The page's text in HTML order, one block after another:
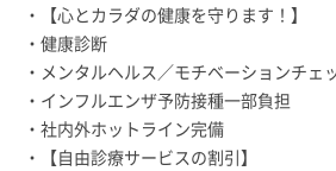
・【心とカラダの健康を守ります！】
・健康診断
・メンタルヘルス／モチベーションチェ
・インフルエンザ予防接種一部負担
・社内外ホットライン完備
・【自由診療サービスの割引】